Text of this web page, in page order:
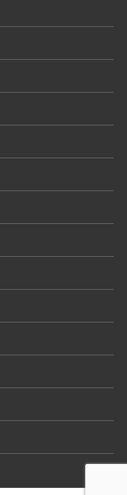
する使用がある場
利用料をお支払いい
きは、YourMobileシ
受付可能です。
害行為のあった場
、または制限をおこ
ーへの妨害行為。
ウエア・データへの
ワーク環境の維持へ
サービス中止の種
様に通知を行いま